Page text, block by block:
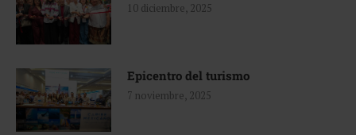
10 diciembre, 2025
Epicentro del turismo
7 noviembre, 2025